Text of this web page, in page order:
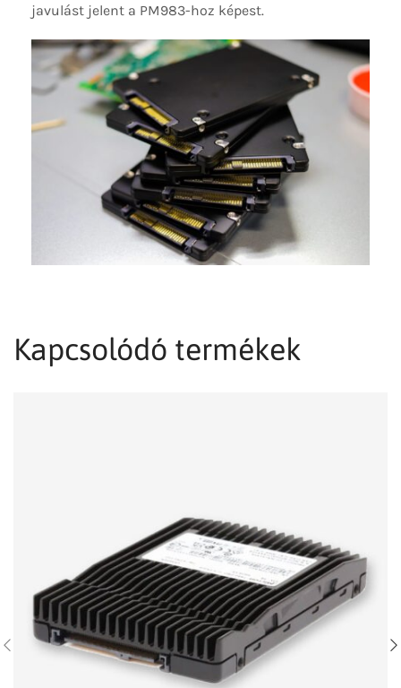
javulást jelent a PM983-hoz képest.
Kapcsolódó termékek